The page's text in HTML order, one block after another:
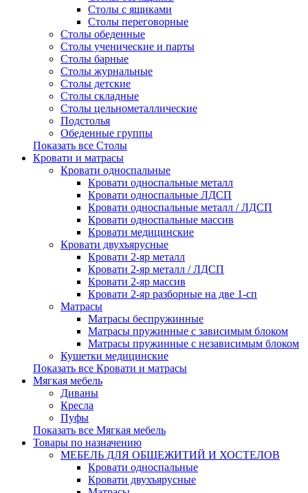
Столы с ящиками
Столы переговорные
Столы обеденные
Столы ученические и парты
Столы барные
Столы журнальные
Столы детские
Столы складные
Столы цельнометаллические
Подстолья
Обеденные группы
Показать все Столы
Кровати и матрасы
Кровати односпальные
Кровати односпальные металл
Кровати односпальные ЛДСП
Кровати односпальные металл / ЛДСП
Кровати односпальные массив
Кровати медицинские
Кровати двухъярусные
Кровати 2-яр металл
Кровати 2-яр металл / ЛДСП
Кровати 2-яр массив
Кровати 2-яр разборные на две 1-сп
Матрасы
Матрасы беспружинные
Матрасы пружинные с зависимым блоком
Матрасы пружинные с независимым блоком
Кушетки медицинские
Показать все Кровати и матрасы
Мягкая мебель
Диваны
Кресла
Пуфы
Показать все Мягкая мебель
Товары по назначению
МЕБЕЛЬ ДЛЯ ОБЩЕЖИТИЙ И ХОСТЕЛОВ
Кровати односпальные
Кровати двухъярусные